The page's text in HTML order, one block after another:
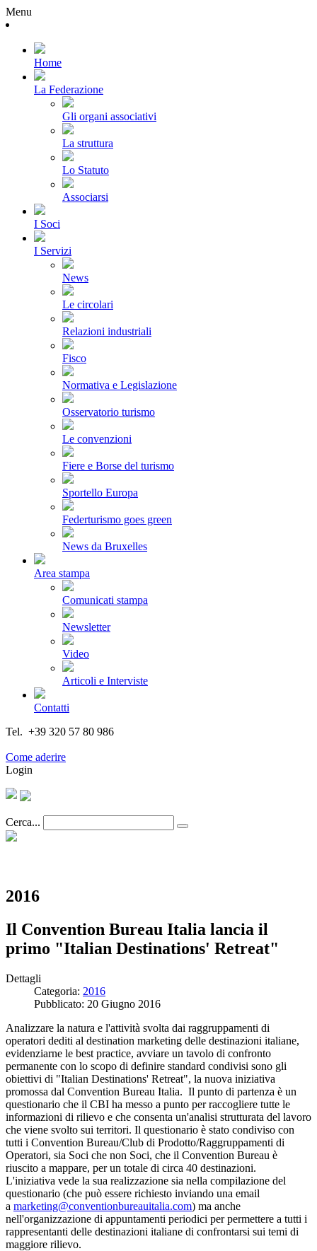
Menu
Home
La Federazione
Gli organi associativi
La struttura
Lo Statuto
Associarsi
I Soci
I Servizi
News
Le circolari
Relazioni industriali
Fisco
Normativa e Legislazione
Osservatorio turismo
Le convenzioni
Fiere e Borse del turismo
Sportello Europa
Federturismo goes green
News da Bruxelles
Area stampa
Comunicati stampa
Newsletter
Video
Articoli e Interviste
Contatti
Tel. +39 320 57 80 986
Come aderire
Login
Cerca...
2016
Il Convention Bureau Italia lancia il
primo "Italian Destinations' Retreat"
Dettagli
Categoria: 2016
Pubblicato: 20 Giugno 2016
Analizzare la natura e l'attività svolta dai raggruppamenti di
operatori dediti al destination marketing delle destinazioni italiane,
evidenziarne le best practice, avviare un tavolo di confronto
permanente con lo scopo di definire standard condivisi sono gli
obiettivi di "Italian Destinations' Retreat", la nuova iniziativa
promossa dal Convention Bureau Italia. Il punto di partenza è un
questionario che il CBI ha messo a punto per raccogliere tutte le
informazioni di rilievo e che consenta un'analisi strutturata del lavoro
che viene svolto sui territori. Il questionario è stato condiviso con
tutti i Convention Bureau/Club di Prodotto/Raggruppamenti di
Operatori, sia Soci che non Soci, che il Convention Bureau è
riuscito a mappare, per un totale di circa 40 destinazioni.
L'iniziativa vede la sua realizzazione sia nella compilazione del
questionario (che può essere richiesto inviando una email
a marketing@conventionbureauitalia.com) ma anche
nell'organizzazione di appuntamenti periodici per permettere a tutti i
rappresentanti delle destinazioni italiane di confrontarsi sui temi di
maggiore rilievo.